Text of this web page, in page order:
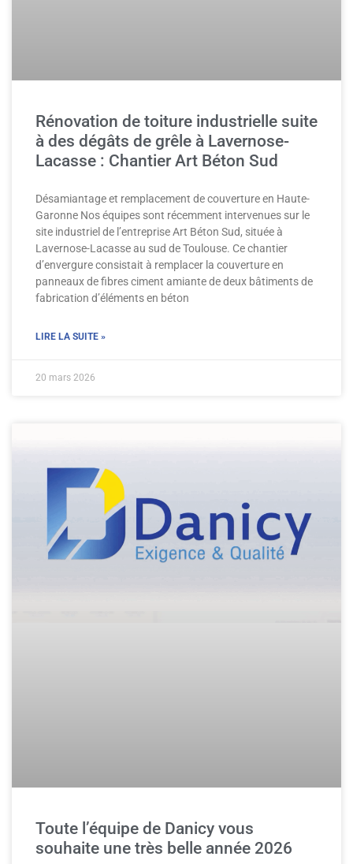
Rénovation de toiture industrielle suite
à des dégâts de grêle à Lavernose-
Lacasse : Chantier Art Béton Sud
Désamiantage et remplacement de couverture en Haute-
Garonne Nos équipes sont récemment intervenues sur le
site industriel de l’entreprise Art Béton Sud, située à
Lavernose-Lacasse au sud de Toulouse. Ce chantier
d’envergure consistait à remplacer la couverture en
panneaux de fibres ciment amiante de deux bâtiments de
fabrication d’éléments en béton
LIRE LA SUITE »
20 mars 2026
Toute l’équipe de Danicy vous
souhaite une très belle année 2026